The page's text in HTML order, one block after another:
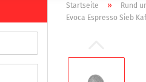
Startseite » Rund
Evoca Espresso Sieb